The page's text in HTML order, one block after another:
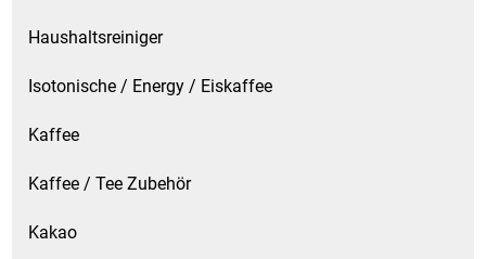
Haushaltsreiniger
Isotonische / Energy / Eiskaffee
Kaffee
Kaffee / Tee Zubehör
Kakao